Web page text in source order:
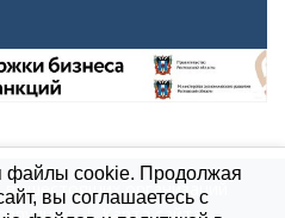
организаций
Карта сайта
файлы cookie. Продолжая
вы соглашаетесь с